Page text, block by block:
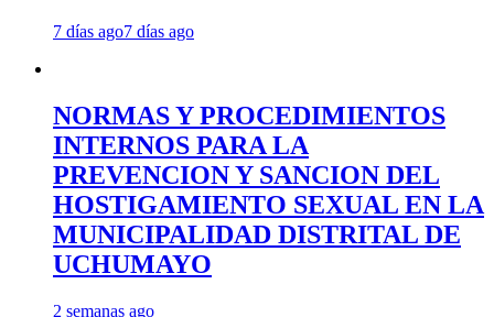
7 días ago7 días ago
NORMAS Y PROCEDIMIENTOS
INTERNOS PARA LA
PREVENCION Y SANCION DEL
HOSTIGAMIENTO SEXUAL EN LA
MUNICIPALIDAD DISTRITAL DE
UCHUMAYO
2 semanas ago